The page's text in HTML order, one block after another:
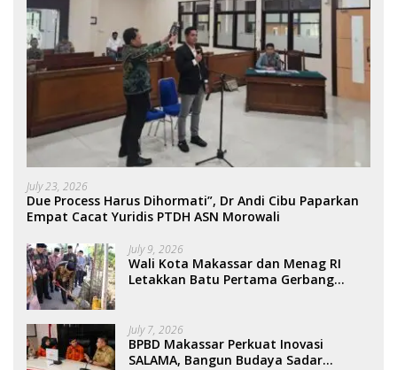
July 23, 2026
Due Process Harus Dihormati”, Dr Andi Cibu Paparkan
Empat Cacat Yuridis PTDH ASN Morowali
July 9, 2026
Wali Kota Makassar dan Menag RI
Letakkan Batu Pertama Gerbang
July 7, 2026
BPBD Makassar Perkuat Inovasi
SALAMA, Bangun Budaya Sadar